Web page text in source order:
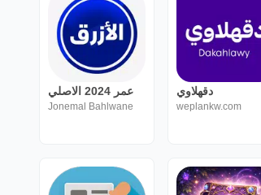
عمر 2024 الاصلي
Jonemal Bahlwane
دقهلاوي
weplankw.com